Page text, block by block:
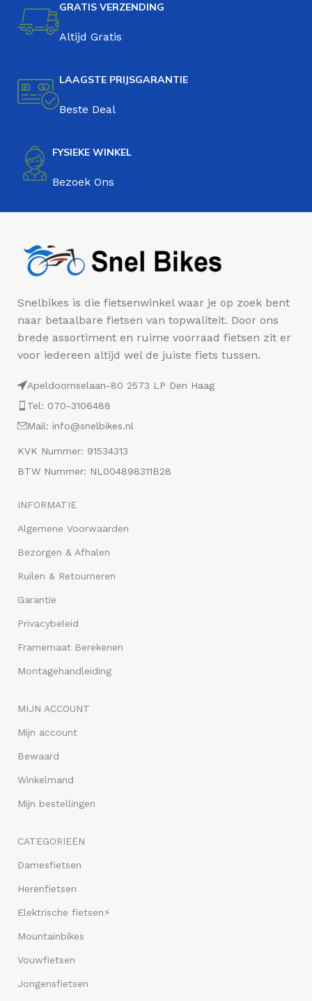
GRATIS VERZENDING
Altijd Gratis
LAAGSTE PRIJSGARANTIE
Beste Deal
FYSIEKE WINKEL
Bezoek Ons
Snelbikes is die fietsenwinkel waar je op zoek bent
naar betaalbare fietsen van topwaliteit. Door ons
brede assortiment en ruime voorraad fietsen zit er
voor iedereen altijd wel de juiste fiets tussen.
Apeldoornselaan-80 2573 LP Den Haag
Tel: 070-3106488
Mail: info@snelbikes.nl
KVK Nummer: 91534313
BTW Nummer: NL004898311B28
INFORMATIE
Algemene Voorwaarden
Bezorgen & Afhalen
Ruilen & Retourneren
Garantie
Privacybeleid
Framemaat Berekenen
Montagehandleiding
MIJN ACCOUNT
Mijn account
Bewaard
Winkelmand
Mijn bestellingen
CATEGORIEËN
Damesfietsen
Herenfietsen
Elektrische fietsen⚡
Mountainbikes
Vouwfietsen
Jongensfietsen